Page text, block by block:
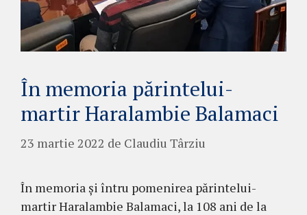
În memoria părintelui-
martir Haralambie Balamaci
23 martie 2022 de Claudiu Târziu
În memoria și întru pomenirea părintelui-
martir Haralambie Balamaci, la 108 ani de la